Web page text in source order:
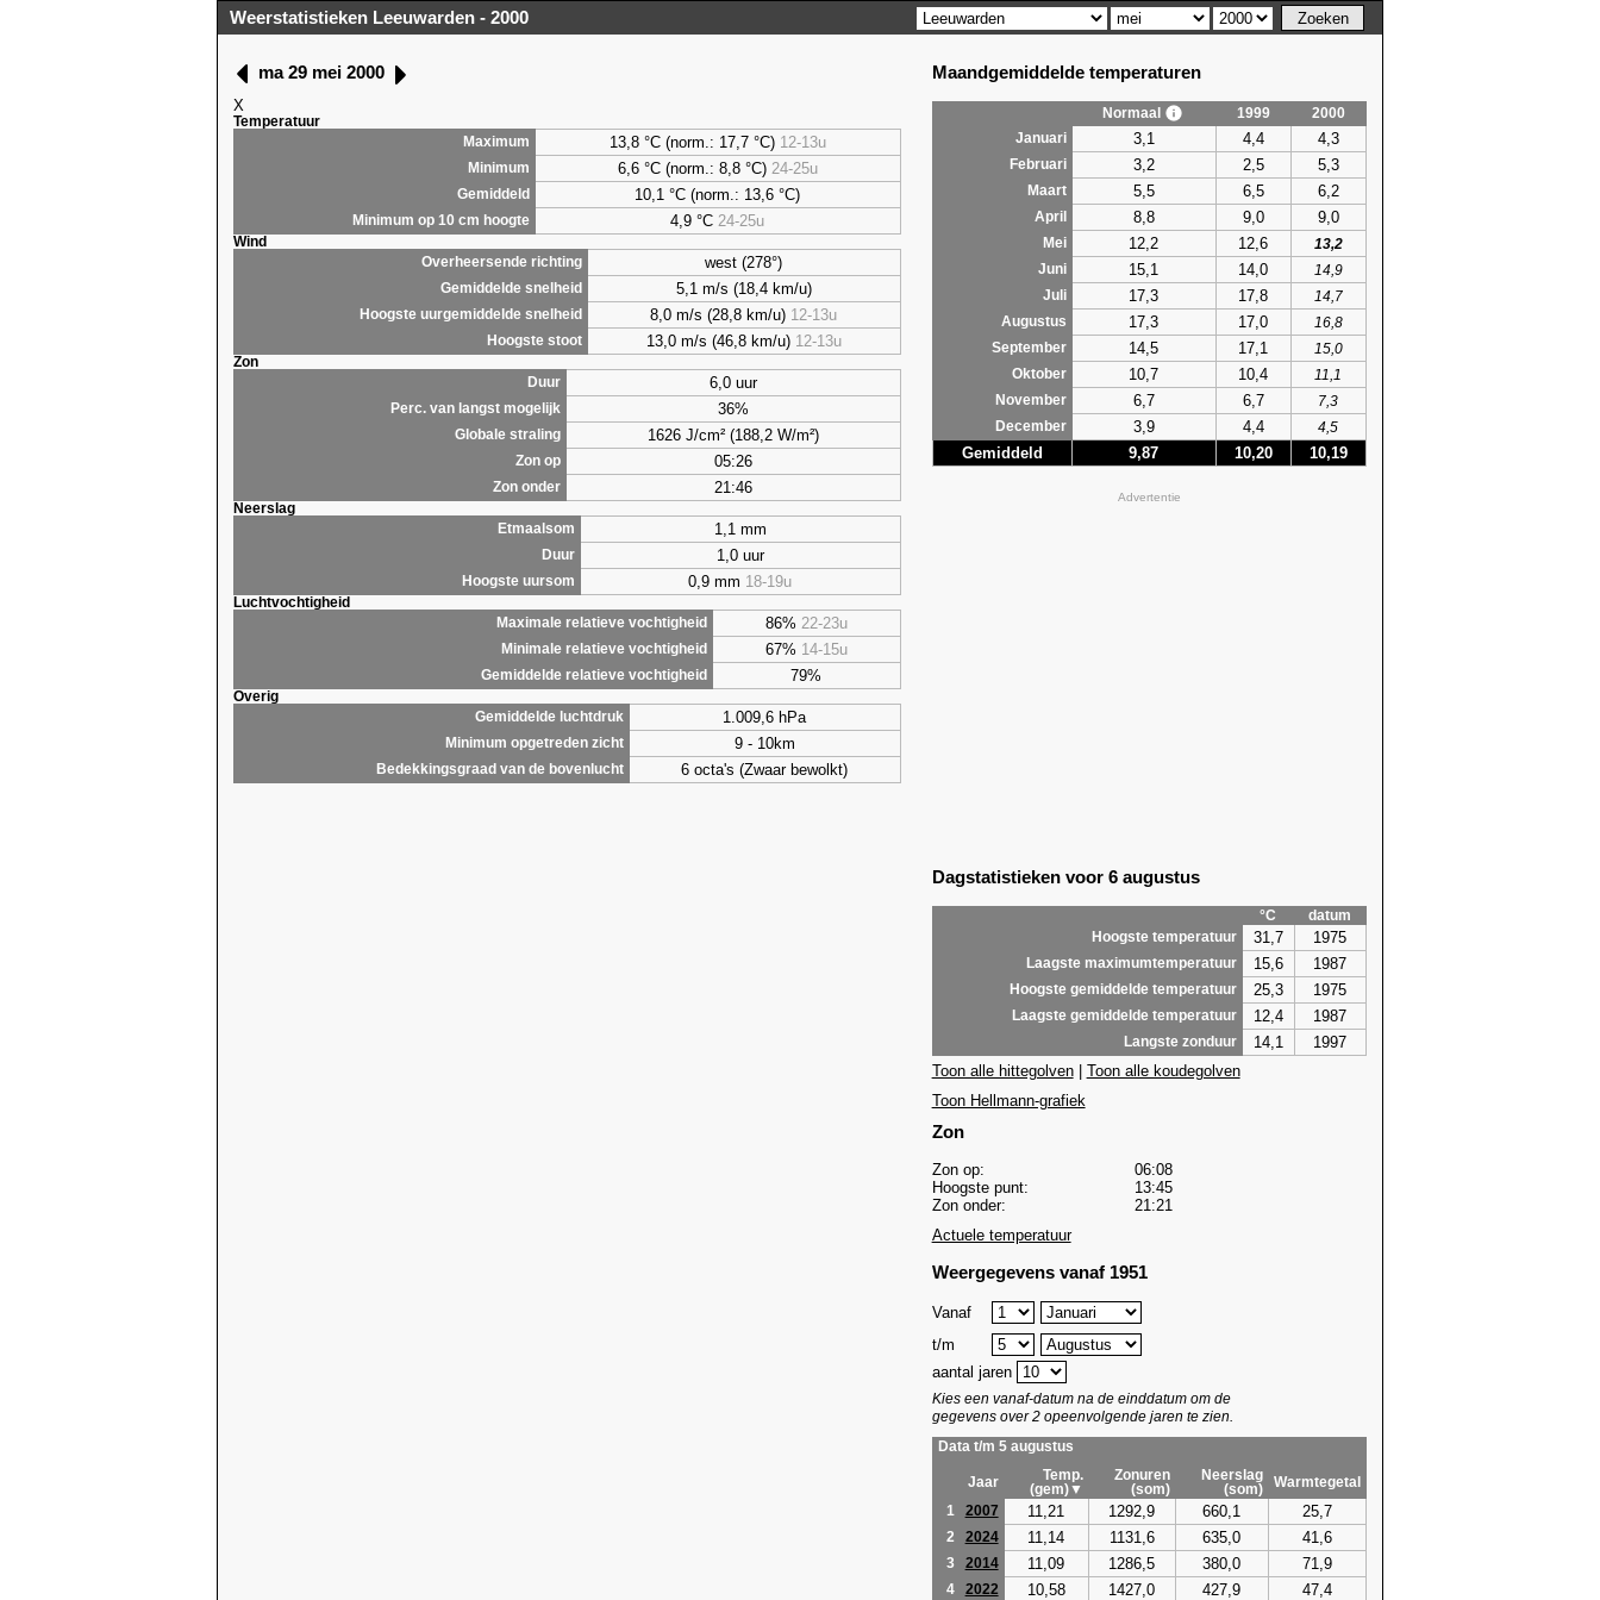
Weerstatistieken Leeuwarden - 2000
ma 29 mei 2000
X
Temperatuur
Maximum
13,8 °C (norm.: 17,7 °C) 12-13u
Minimum 6,6°C (norm.: 8,8 °C) 24-25u
Gemiddeld 10,1 °C (norm.: 13,6 °C)
Minimum op 10 cm hoogte 4,9 °C 24-25u
Wind
Overheersende richting
west (278°)
Gemiddelde snelheid 5,1 m/s (18,4 km/u)
Hoogste uurgemiddelde snelheid 8,0 m/s (28,8 km/u) 12-13u
Hoogste stoot 13,0 m/s (46,8 km/u) 12-13u
Zon
Duur
6,0 uur
Perc. van langst mogelijk 36%
Globale straling 1626 J/cm² (188,2 W/m²)
Zon op 05:26
Zon onder 21:46
Neerslag
Etmaalsom
1,1 mm
Duur 1,0 uur
Hoogste uursom 0,9 mm 18-19u
Luchtvochtigheid
Maximale relatieve vochtigheid
86% 22-23u
Minimale relatieve vochtigheid 67% 14-15u
Gemiddelde relatieve vochtigheid 79%
Overig
Gemiddelde luchtdruk
1.009,6 hPa
Minimum opgetreden zicht 9 - 10km
Bedekkingsgraad van de bovenlucht 6 octa's (Zwaar bewolkt)
Maandgemiddelde temperaturen
Normaal 1999
2000
Januari
3,1 4,4 4,3
Februari 3,2 2,5 5,3
Maart 5,5 6,5 6,2
April 8,8 9,0 9,0
Mei 12,2 12,6
13,2
Juni
15,1 14,0
14,9
Juli
17,3 17,8
14,7
Augustus
17,3 17,0
16,8
September
14,5 17,1
15,0
Oktober
10,7 10,4
11,1
November
6,7 6,7
7,3
December
3,9 4,4 4,5
Gemiddeld 9,87 10,20 10,19
Advertentie
Dagstatistieken voor 6 augustus
°C
datum
Hoogste temperatuur
31,7 1975
Laagste maximumtemperatuur 15,6 1987
Hoogste gemiddelde temperatuur 25,3 1975
Laagste gemiddelde temperatuur 12,4 1987
Langste zonduur 14,1
1997
Toon alle hittegolven| Toon alle koudegolven
Toon Hellmann-grafiek
Zon
Zon op:
06:08
Hoogste punt:
13:45
Zon onder:
21:21
Actuele temperatuur
Weergegevens vanaf 1951
Vanaf
t/m
aantal jaren
Kies een vanaf-datum na de einddatum om de
gegevens over 2 opeenvolgende jaren te zien.
Data t/m 5 augustus
Jaar
Temp.
(gem)▼
Zonuren
(som)
Neerslag
(som)
Warmtegetal
1
2007 11,21 1292,9 660,1 25,7
2 2024 11,14 1131,6 635,0 41,6
3 2014 11,09 1286,5 380,0 71,9
4 2022 10,58 1427,0 427,9 47,4